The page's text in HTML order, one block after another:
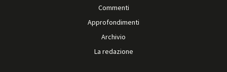
Commenti
Approfondimenti
Archivio
La redazione